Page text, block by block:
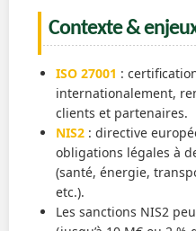
Contexte &
ISO 27001 :
internationalement,
clients et partenaires.
NIS2 : directive
obligations légales à
(santé, énergie,
etc.).
Les sanctions NIS2